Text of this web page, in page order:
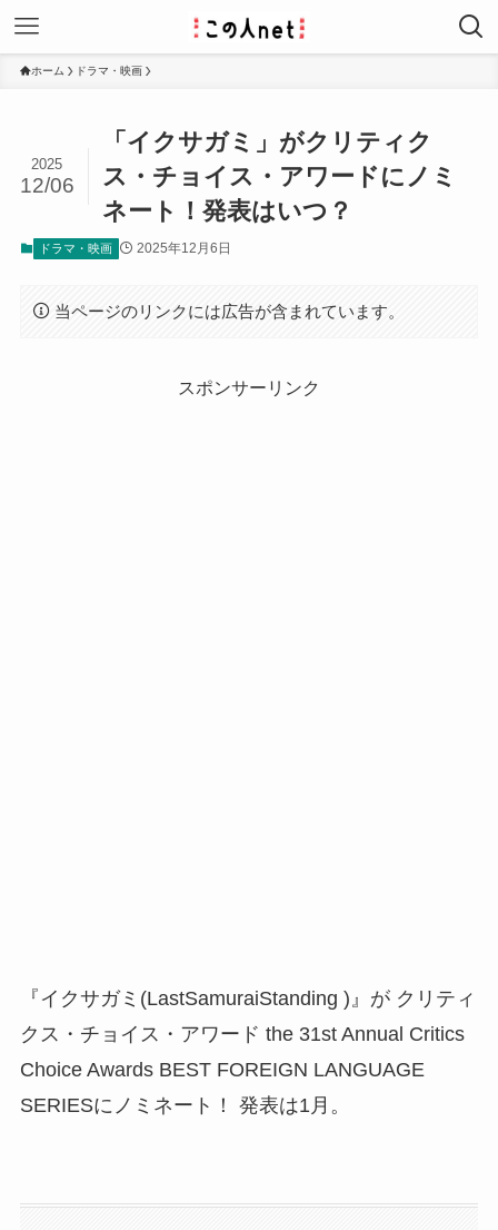
ホーム ドラマ・映画
「イクサガミ」がクリティク
ス・チョイス・アワードにノミ
ネート！発表はいつ？
2025
12/06
ドラマ・映画 2025年12月6日
当ページのリンクには広告が含まれています。
スポンサーリンク
『イクサガミ(LastSamuraiStanding )』が クリティ
クス・チョイス・アワード the 31st Annual Critics
Choice Awards BEST FOREIGN LANGUAGE
SERIESにノミネート！ 発表は1月。